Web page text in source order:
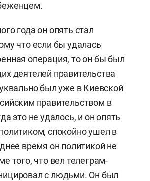
года он опять стал
что если бы удалась
операция, то он бы был
деятелей правительства
был уже в Киевской
правительством в
это не удалось, и он опять
спокойно ушел в
время он политикой не
того, что вел телеграм-
с людьми. Он был